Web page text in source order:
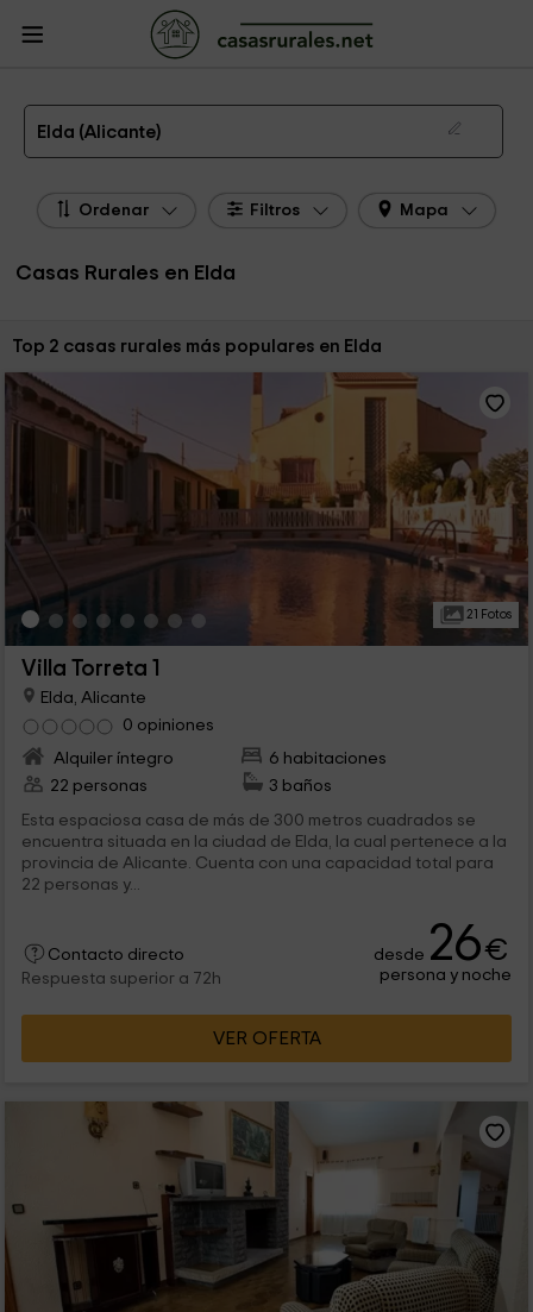
Casas Rurales
Casas Rurales Alicante
Casas Rurales Elda
Las 2 mejores casas rurales en Elda de 2026
Elda (Alicante)
Ordenar Filtros Mapa
Casas Rurales en Elda
Ordenar por:
Top 2 casas rurales más populares en Elda
21 Fotos
Villa Torreta 1
Elda, Alicante
0 opiniones
Alquiler íntegro
6 habitaciones
22 personas
3 baños
Esta espaciosa casa de más de 300 metros cuadrados se
encuentra situada en la ciudad de Elda, la cual pertenece a la
provincia de Alicante. Cuenta con una capacidad total para
22 personas y...
Contacto directo
Respuesta superior a 72h
desde 26€
persona y noche
VER OFERTA